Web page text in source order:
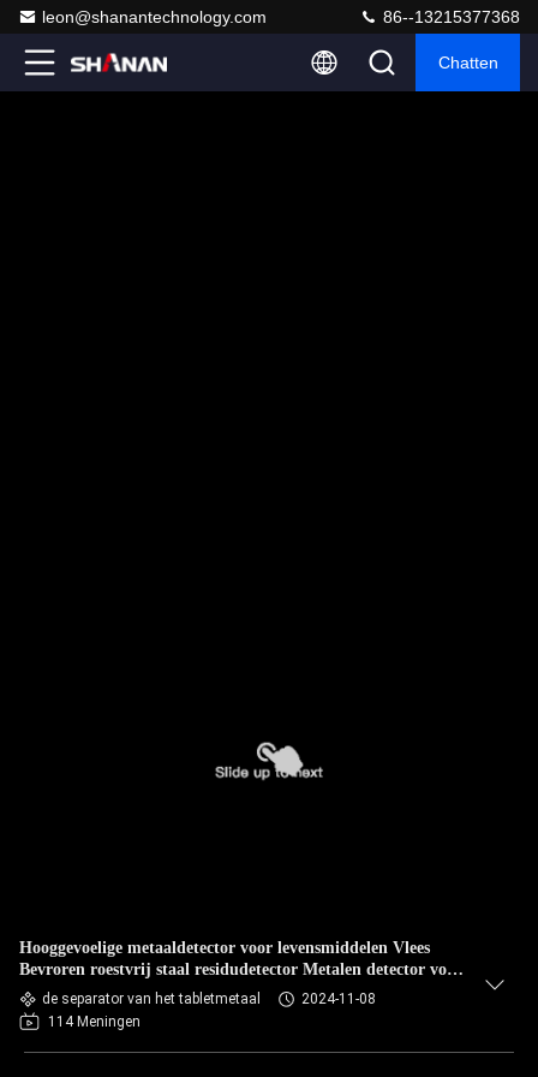
leon@shanantechnology.com 86--13215377368
Chatten
Hooggevoelige metaaldetector voor levensmiddelen Vlees
Bevroren roestvrij staal residudetector Metalen detector voor
vleesde separator van het tabletmetaal
2024-11-08
114 Meningen